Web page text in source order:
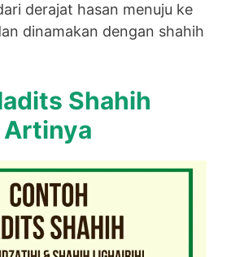
derajat hasan menuju ke
dinamakan dengan shahih
Shahih
Artinya